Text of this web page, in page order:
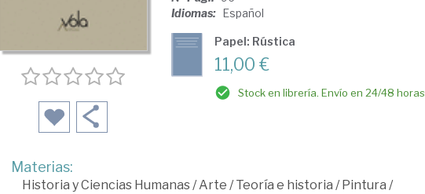
Idiomas: Español
Papel: Rústica
11,00 €
Stock en librería. Envío en 24/48 horas
Materias:
Historia y Ciencias Humanas/Arte /Teoría e historia /Pintura /